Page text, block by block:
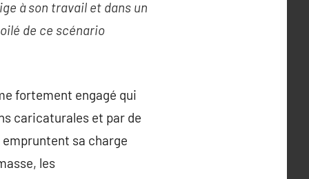
à son travail et dans un
de ce scénario
fortement engagé qui
caricaturales et par de
empruntent sa charge
les